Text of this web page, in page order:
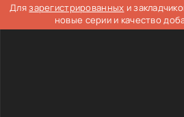
Длязарегистрированных и
новые серии и качество